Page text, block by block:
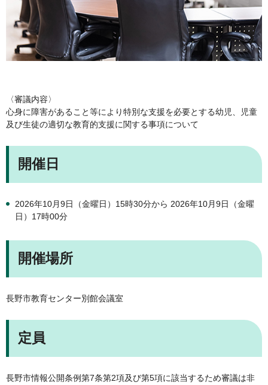
〈審議内容〉
心身に障害があること等により特別な支援を必要とする幼児、児童
及び生徒の適切な教育的支援に関する事項について
開催日
2026年10月9日（金曜日）15時30分から 2026年10月9日（金曜
日）17時00分
開催場所
長野市教育センター別館会議室
定員
長野市情報公開条例第7条第2項及び第5項に該当するため審議は非